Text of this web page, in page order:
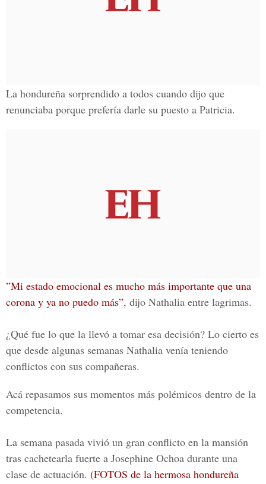
La hondureña sorprendido a todos cuando dijo que
renunciaba porque prefería darle su puesto a Patricia.
”Mi estado emocional es mucho más importante que una
corona y ya no puedo más”, dijo Nathalia entre lagrimas.
¿Qué fue lo que la llevó a tomar esa decisión? Lo cierto es
que desde algunas semanas Nathalia venía teniendo
conflictos con sus compañeras.
Acá repasamos sus momentos más polémicos dentro de la
competencia.
La semana pasada vivió un gran conflicto en la mansión
tras cachetearla fuerte a Josephine Ochoa durante una
clase de actuación. (FOTOS de la hermosa hondureña